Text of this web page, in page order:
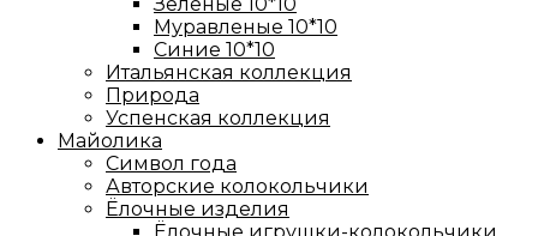
Зелёные 10*10
Муравленые 10*10
Синие 10*10
Итальянская коллекция
Природа
Успенская коллекция
Майолика
Символ года
Авторские колокольчики
Ёлочные изделия